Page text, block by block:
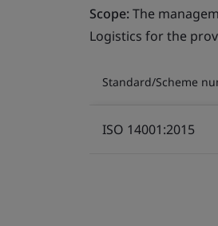
Scope:The
Logistics for the
Standard/Scheme
ISO 14001:2015